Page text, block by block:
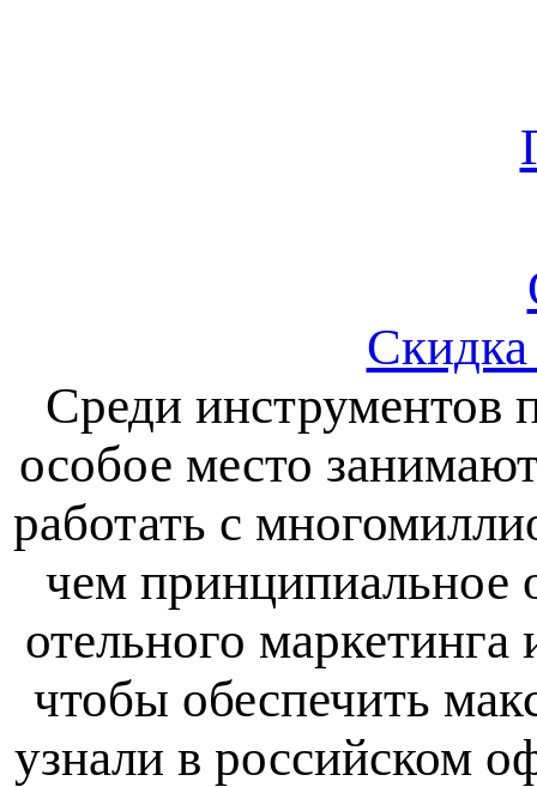
Скидка
Среди инструментов
особое место
работать с
чем принципиальное
отельного
чтобы обеспечить
узнали в российском